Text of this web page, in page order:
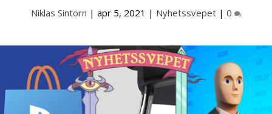
Niklas Sintorn | apr 5, 2021 | Nyhetssvepet| 0